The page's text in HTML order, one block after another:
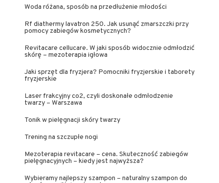
Woda różana, sposób na przedłużenie młodości
Rf diathermy lavatron 250. Jak usunąć zmarszczki przy
pomocy zabiegów kosmetycznych?
Revitacare cellucare. W jaki sposób widocznie odmłodzić
skórę – mezoterapia igłowa
Jaki sprzęt dla fryzjera? Pomocniki fryzjerskie i taborety
fryzjerskie
Laser frakcyjny co2, czyli doskonałe odmłodzenie
twarzy – Warszawa
Tonik w pielęgnacji skóry twarzy
Trening na szczupłe nogi
Mezoterapia revitacare – cena. Skuteczność zabiegów
pielęgnacyjnych – kiedy jest najwyższa?
Wybieramy najlepszy szampon – naturalny szampon do